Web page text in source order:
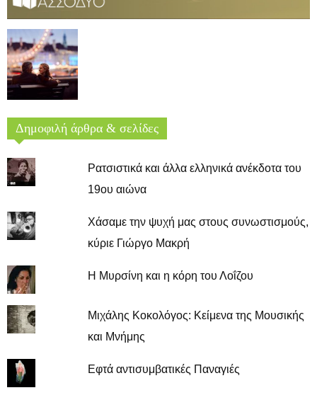
Δημοφιλή άρθρα & σελίδες
Ρατσιστικά και άλλα ελληνικά ανέκδοτα του
19ου αιώνα
Χάσαμε την ψυχή μας στους συνωστισμούς,
κύριε Γιώργο Μακρή
Η Μυρσίνη και η κόρη του Λοΐζου
Μιχάλης Κοκολόγος: Κείμενα της Μουσικής
και Μνήμης
Εφτά αντισυμβατικές Παναγιές